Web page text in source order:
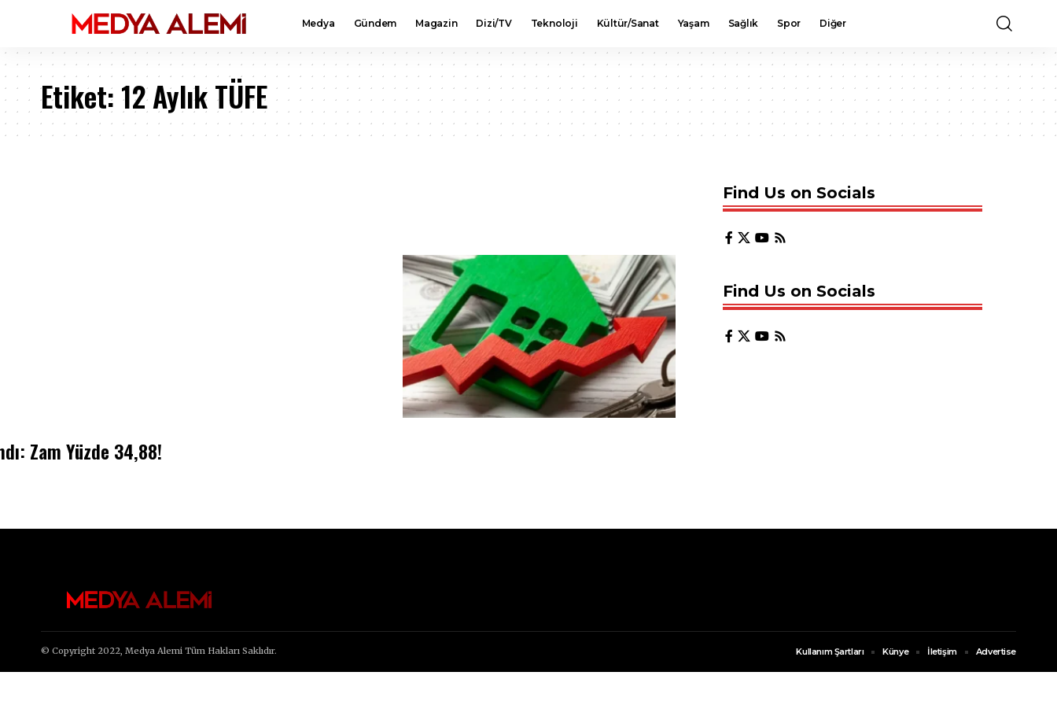
Medya Gündem Magazin Dizi/TV Teknoloji Kültür/Sanat Yaşam Sağlık Spor Diğer
Etiket: 12 Aylık TÜFE
Zam Yüzde 34,88!
Find Us on Socials
Find Us on Socials
© Copyright 2022, Medya Alemi Tüm Hakları Saklıdır. Kullanım Şartları Künye İletişim Advertise